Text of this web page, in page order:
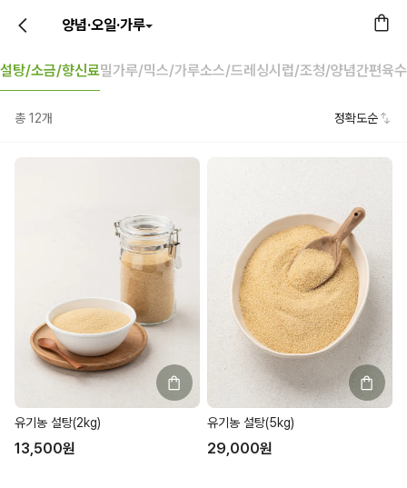
양념·오일·가루
설탕/소금/향신료밀가루/믹스/가루소스/드레싱시럽/조청/양념간편육수
총 12개 정확도순
유기농 설탕(2kg)
13,500원
유기농 설탕(5kg)
29,000원